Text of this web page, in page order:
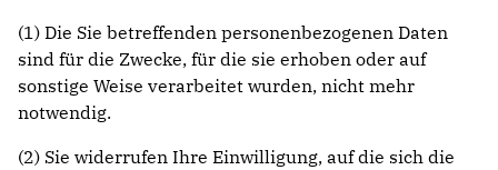
(1) Die Sie betreffenden personenbezogenen Daten
sind für die Zwecke, für die sie erhoben oder auf
sonstige Weise verarbeitet wurden, nicht mehr
notwendig.
(2) Sie widerrufen Ihre Einwilligung, auf die sich die